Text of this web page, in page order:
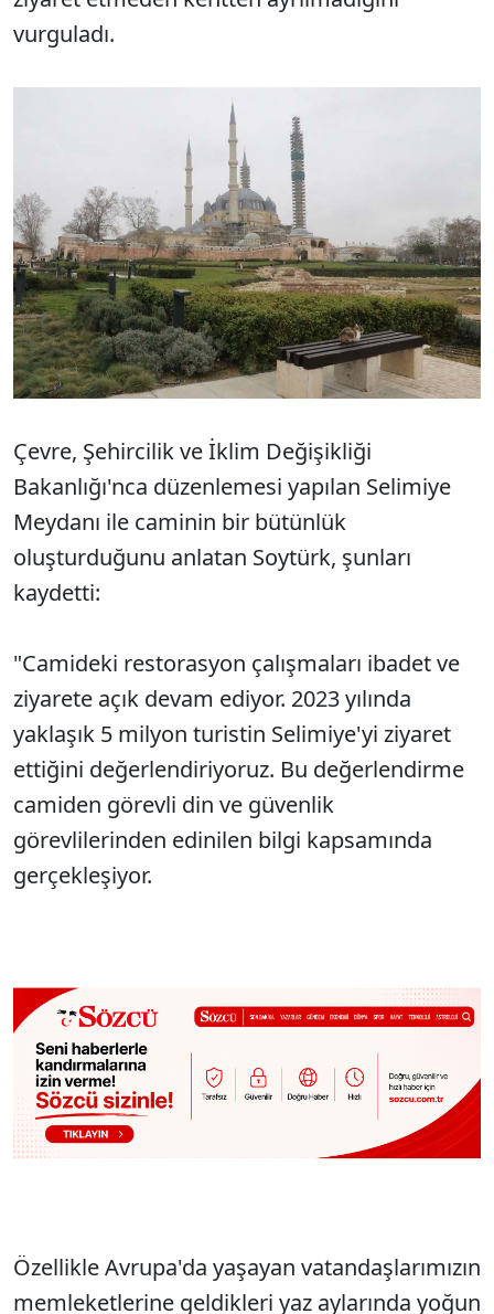
vurguladı.
Çevre, Şehircilik ve İklim Değişikliği
Bakanlığı'nca düzenlemesi yapılan Selimiye
Meydanı ile caminin bir bütünlük
oluşturduğunu anlatan Soytürk, şunları
kaydetti:
"Camideki restorasyon çalışmaları ibadet ve
ziyarete açık devam ediyor. 2023 yılında
yaklaşık 5 milyon turistin Selimiye'yi ziyaret
ettiğini değerlendiriyoruz. Bu değerlendirme
camiden görevli din ve güvenlik
görevlilerinden edinilen bilgi kapsamında
gerçekleşiyor.
Özellikle Avrupa'da yaşayan vatandaşlarımızın
memleketlerine geldikleri yaz aylarında yoğun